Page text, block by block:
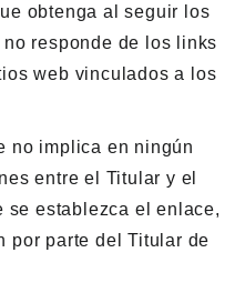
obtenga al seguir los
responde de los links
web vinculados a los
no implica en ningún
entre el Titular y el
se establezca el enlace,
por parte del Titular de